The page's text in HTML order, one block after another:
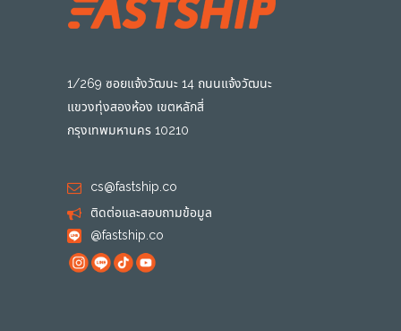
1/269 ซอยแจ้งวัฒนะ 14 ถนนแจ้งวัฒนะ
แขวงทุ่งสองห้อง เขตหลักสี่
กรุงเทพมหานคร 10210
cs@fastship.co
ติดต่อและสอบถามข้อมูล
@fastship.co